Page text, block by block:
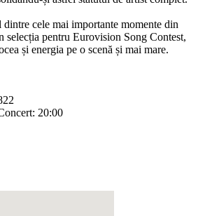
dintre cele mai importante momente din
selecția pentru Eurovision Song Contest,
și energia pe o scenă și mai mare.
20:00